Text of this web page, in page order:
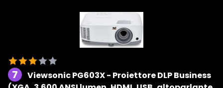
7
Viewsonic PG603X - Proiettore DLP Business